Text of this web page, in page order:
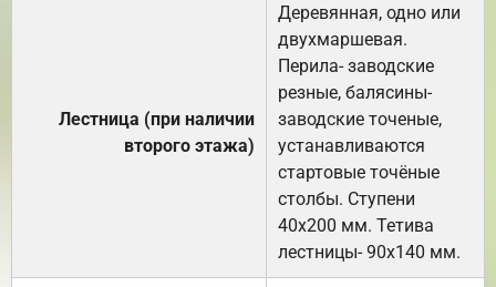
Лестница (при наличии
второго этажа)
Деревянная, одно или
двухмаршевая.
Перила- заводские
резные, балясины-
заводские точеные,
устанавливаются
стартовые точёные
столбы. Ступени
40х200 мм. Тетива
лестницы- 90х140 мм.